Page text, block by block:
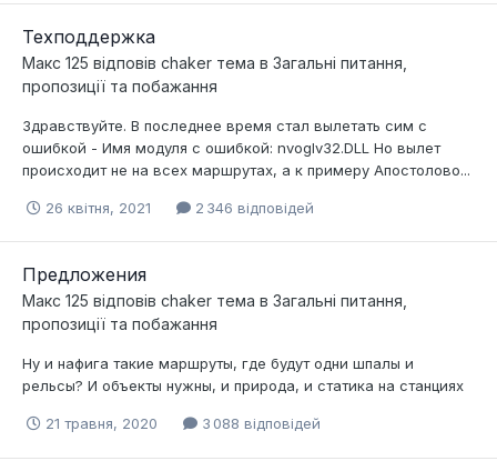
Техподдержка
Макс 125 відповів chaker тема в Загальні питання,
пропозиції та побажання
Здравствуйте. В последнее время стал вылетать сим с
ошибкой - Имя модуля с ошибкой: nvoglv32.DLL Но вылет
происходит не на всех маршрутах, а к примеру Апостолово...
26 квітня, 2021 2 346 відповідей
Предложения
Макс 125 відповів chaker тема в Загальні питання,
пропозиції та побажання
Ну и нафига такие маршруты, где будут одни шпалы и
рельсы? И объекты нужны, и природа, и статика на станциях
21 травня, 2020 3 088 відповідей